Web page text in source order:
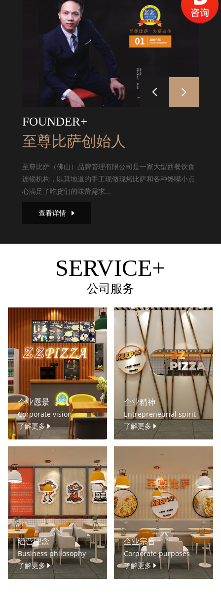
FOUNDER+
至尊比萨创始人
至尊比萨（佛山）品牌管理有限公司是一家大型西餐饮食
连锁机构，以其地道的手工现做现烤比萨和各种馋嘴小点
心满足了吃货们的味蕾需求...
查看详情
SERVICE+
公司服务
企业愿景
Corporate vision
了解更多
企业精神
Entrepreneurial spirit
了解更多
经营理念
Business philosophy
了解更多
企业宗旨
Corporate purposes
了解更多